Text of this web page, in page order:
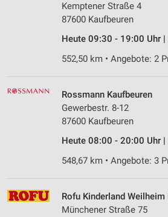
Kemptener Straße 4
87600 Kaufbeuren
Heute 09:30 - 19:00 Uhr |
552,50 km • Angebote: 2
Rossmann Kaufbeuren
Gewerbestr. 8-12
87600 Kaufbeuren
Heute 08:00 - 20:00 Uhr |
548,67 km • Angebote: 3
Rofu Kinderland Weilheim
Münchener Straße 75